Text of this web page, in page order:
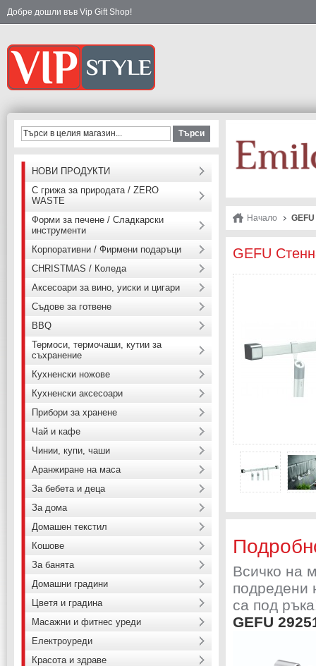
Добре дошли във Vip Gift Shop!
Начало
GEFU
Всичко на
подредени
са под
GEFU
Търси
НОВИ ПРОДУКТИ
С грижа за природата / ZERO
WASTE
Форми за печене / Сладкарски
инструменти
Корпоративни / Фирмени подаръци
CHRISTMAS / Коледа
Аксесоари за вино, уиски и цигари
Съдове за готвене
BBQ
Термоси, термочаши, кутии за
съхранение
Кухненски ножове
Кухненски аксесоари
Прибори за хранене
Чай и кафе
Чинии, купи, чаши
Аранжиране на маса
За бебета и деца
За дома
Домашен текстил
Кошове
За банята
Домашни градини
Цветя и градина
Масажни и фитнес уреди
Електроуреди
Красота и здраве